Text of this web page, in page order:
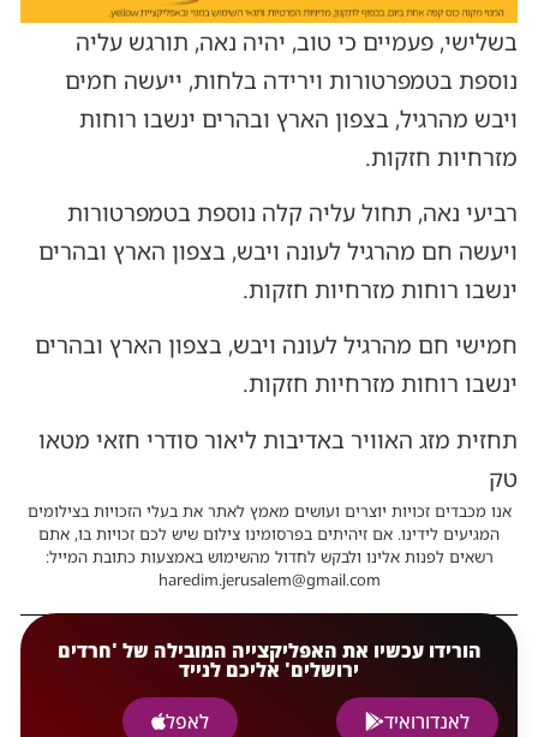
בשלישי, פעמיים כי טוב, יהיה נאה, תורגש עליה
נוספת בטמפרטורות וירידה בלחות, ייעשה חמים
ויבש מהרגיל, בצפון הארץ ובהרים ינשבו רוחות
מזרחיות חזקות.
רביעי נאה, תחול עליה קלה נוספת בטמפרטורות
ויעשה חם מהרגיל לעונה ויבש, בצפון הארץ ובהרים
ינשבו רוחות מזרחיות חזקות.
חמישי חם מהרגיל לעונה ויבש, בצפון הארץ ובהרים
ינשבו רוחות מזרחיות חזקות.
תחזית מזג האוויר באדיבות ליאור סודרי חזאי מטאו
טק
אנו מכבדים זכויות יוצרים ועושים מאמץ לאתר את בעלי הזכויות בצילומים
המגיעים לידינו. אם זיהיתים בפרסומינו צילום שיש לכם זכויות בו, אתם
רשאים לפנות אלינו ולבקש לחדול מהשימוש באמצעות כתובת המייל:
haredim.jerusalem@gmail.com
הורידו עכשיו את האפליקצייה המובילה של 'חרדים
ירושלים' אליכם לנייד
לאנדורואיד
לאפל